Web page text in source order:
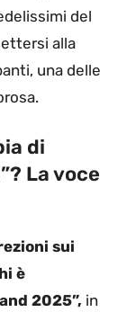
del
alla
una delle
di
La voce
sui
è
2025”, in